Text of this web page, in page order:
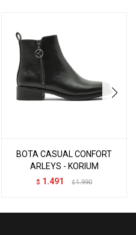
BOTA CASUAL CONFORT
ARLEYS - KORIUM
$ 1.491 $ 1.990